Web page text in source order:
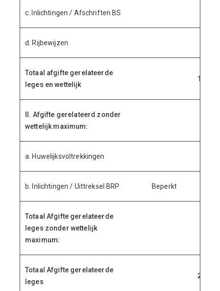
c. Inlichtingen / Afschriften BS
d. Rijbewijzen
Totaal afgifte gerelateerde
leges en wettelijk
II. Afgifte gerelateerd zonder
wettelijk maximum:
a. Huwelijksvoltrekkingen
b. Inlichtingen / Uittreksel BRP Beperkt
Totaal Afgifte gerelateerde
leges zonder wettelijk
maximum:
Totaal Afgifte gerelateerde
leges